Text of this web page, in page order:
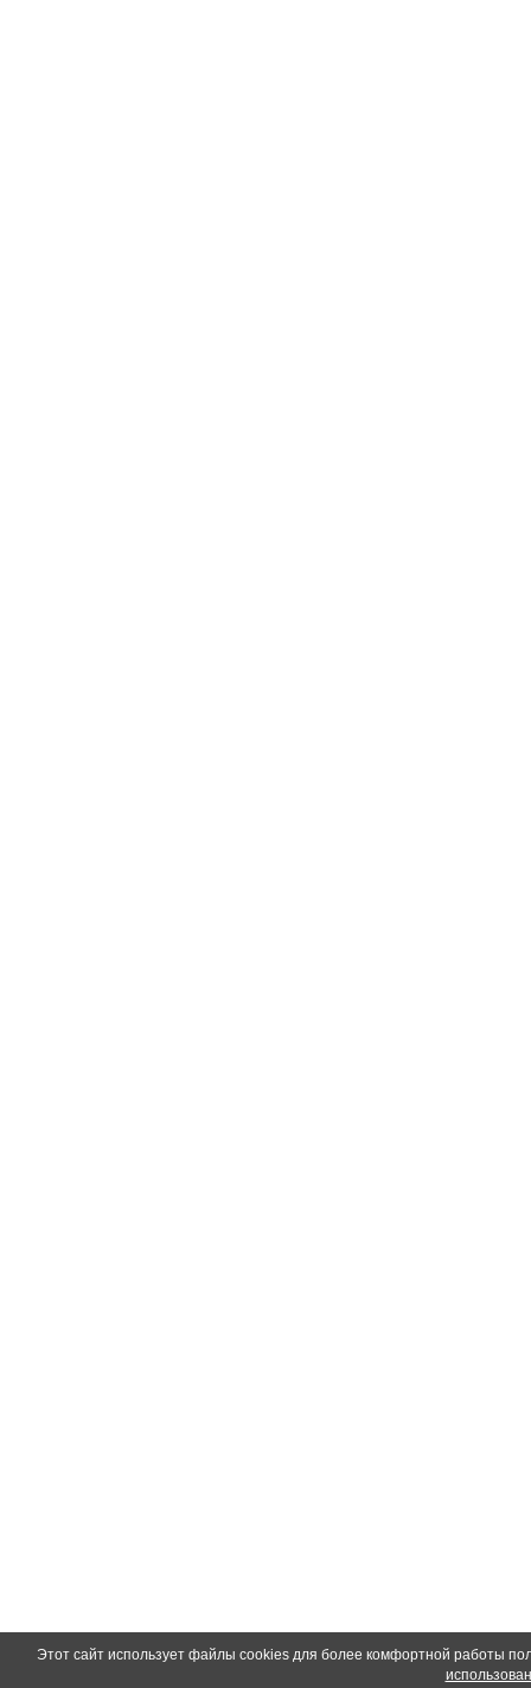
Этот сайт использует файлы cookies для более комфортной работы